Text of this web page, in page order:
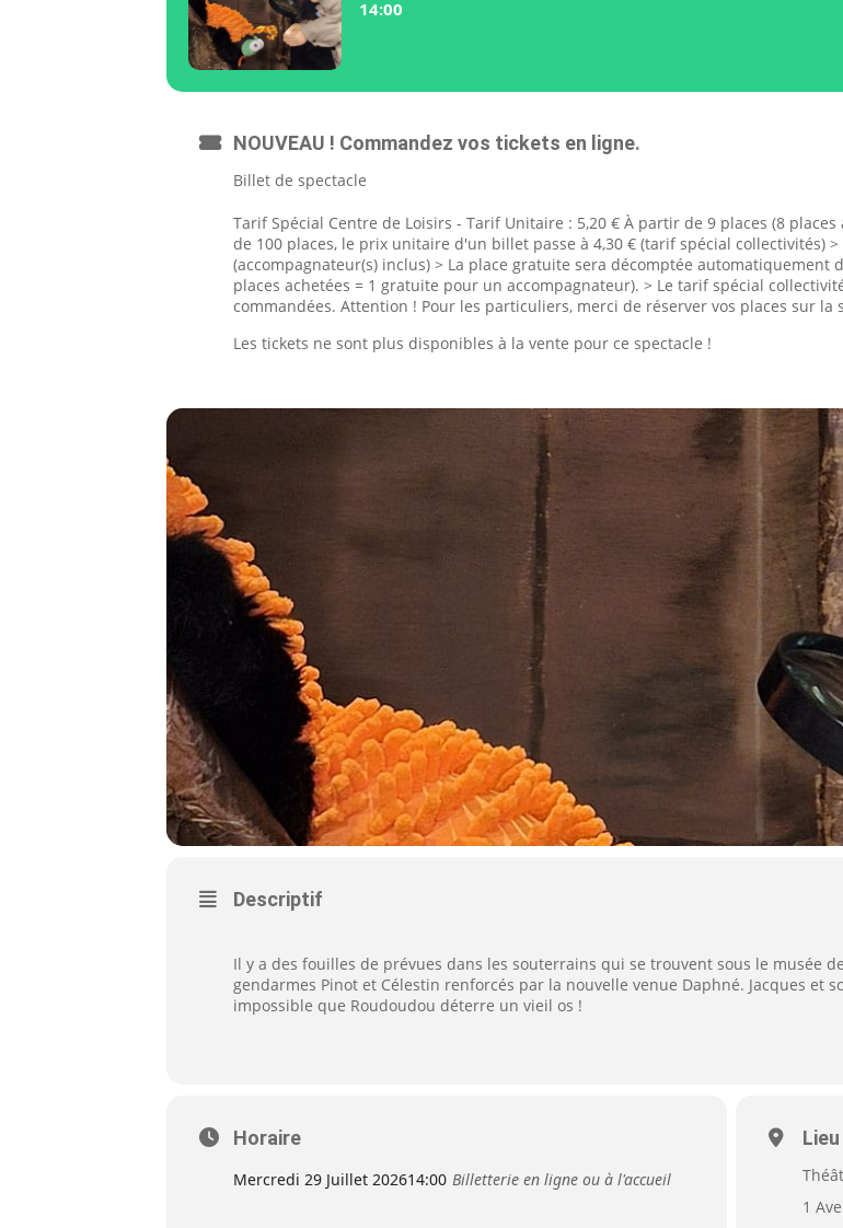
14:00
NOUVEAU ! Commandez vos tickets en ligne.
Billet de spectacle
Tarif Spécial Centre de Loisirs - Tarif Unitaire : 5,20 € À partir de 9 places (8
de 100 places, le prix unitaire d'un billet passe à 4,30 € (tarif spécial collectivités)
(accompagnateur(s) inclus) > La place gratuite sera décomptée
places achetées = 1 gratuite pour un accompagnateur). > Le tarif spécial
commandées. Attention ! Pour les particuliers, merci de réserver vos places sur la
Les tickets ne sont plus disponibles à la vente pour ce spectacle !
Descriptif
Il y a des fouilles de prévues dans les souterrains qui se trouvent sous le musée
gendarmes Pinot et Célestin renforcés par la nouvelle venue Daphné. Jacques et
impossible que Roudoudou déterre un vieil os !
Horaire
Mercredi 29 Juillet 202614:00 Billetterie en ligne ou à l'accueil
Lieu
1